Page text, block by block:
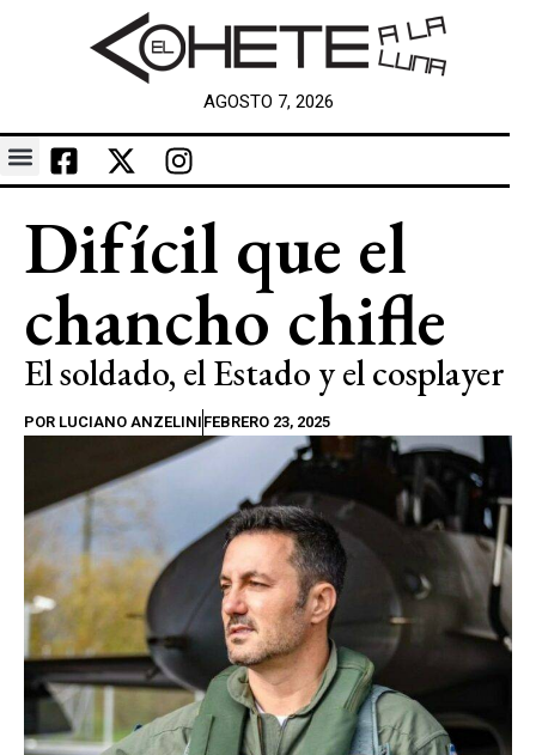
AGOSTO 7, 2026
Difícil que el
chancho chifle
El soldado, el Estado y el cosplayer
POR LUCIANO ANZELINI FEBRERO 23, 2025